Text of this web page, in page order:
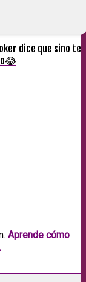
dice que sino te
Aprende cómo